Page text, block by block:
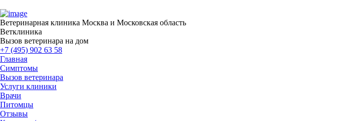
Ветеринарная клиника Москва и Московская область
Ветклиника
Вызов ветеринара на дом
+7 (495) 902 63 58
Главная
Симптомы
Вызов ветеринара
Услуги клиники
Врачи
Питомцы
Отзывы